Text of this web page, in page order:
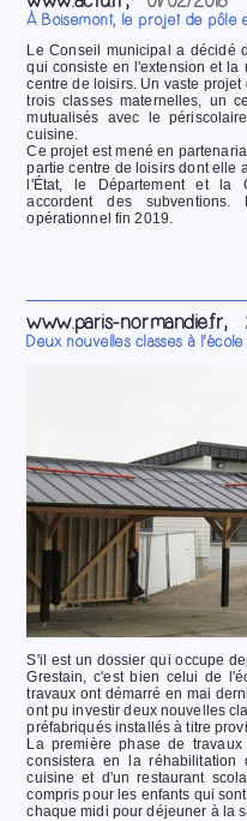
À Boisemont, le projet de pôle
Le Conseil municipal a décidé
qui consiste en l'extension et la
centre de loisirs. Un vaste
trois classes maternelles, un
mutualisés avec le
cuisine.
Ce projet est mené en
partie centre de loisirs dont elle
l'État, le Département et la
accordent des
opérationnel fin 2019.
www.paris-normandie.fr,
Deux nouvelles classes à
S'il est un dossier qui occupe
Grestain, c'est bien celui de
travaux ont démarré en mai
ont pu investir deux nouvelles
préfabriqués installés à titre
La première phase de
consistera en la réhabilitation
cuisine et d'un restaurant
compris pour les enfants qui
chaque midi pour déjeuner à la